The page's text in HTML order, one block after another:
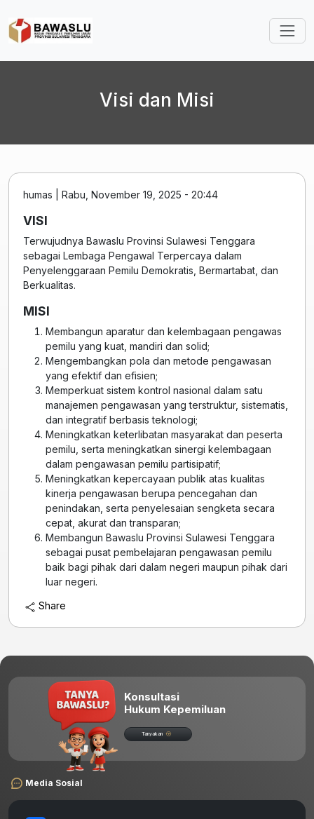
Visi dan Misi
humas Rabu, November 19, 2025 - 20:44
VISI
Terwujudnya Bawaslu Provinsi Sulawesi Tenggara
sebagai Lembaga Pengawal Terpercaya dalam
Penyelenggaraan Pemilu Demokratis, Bermartabat, dan
Berkualitas.
MISI
Membangun aparatur dan kelembagaan pengawas
pemilu yang kuat, mandiri dan solid;
Mengembangkan pola dan metode pengawasan
yang efektif dan efisien;
Memperkuat sistem kontrol nasional dalam satu
manajemen pengawasan yang terstruktur, sistematis,
dan integratif berbasis teknologi;
Meningkatkan keterlibatan masyarakat dan peserta
pemilu, serta meningkatkan sinergi kelembagaan
dalam pengawasan pemilu partisipatif;
Meningkatkan kepercayaan publik atas kualitas
kinerja pengawasan berupa pencegahan dan
penindakan, serta penyelesaian sengketa secara
cepat, akurat dan transparan;
Membangun Bawaslu Provinsi Sulawesi Tenggara
sebagai pusat pembelajaran pengawasan pemilu
baik bagi pihak dari dalam negeri maupun pihak dari
luar negeri.
Share
Media Sosial
Konsultasi
Hukum Kepemiluan
Tanyakan